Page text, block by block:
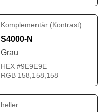
Komplementär (Kontrast)
S4000-N
Grau
HEX #9E9E9E
RGB 158,158,158
heller